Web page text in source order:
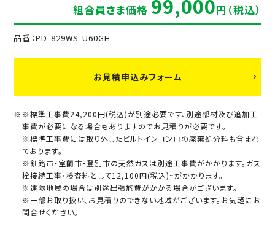
組合員さま価格 99,000円（税込）
品番：PD-829WS-U60GH
お見積申込みフォーム
※標準工事費24,200円(税込)が別途必要です、別途部材及び追加工
事費が必要になる場合もありますのでお見積りが必要です。
※標準工事費には取り外したビルトインコンロの廃棄処分料も含まれ
ております。
※釧路市・室蘭市・登別市の天然ガスは別途工事費がかかります。ガス
栓接続工事・検査料として12,100円(税込)~がかかります。
※遠隔地域の場合は別途出張旅費がかかる場合がございます。
※一部お取り扱い、お見積りのできない地域がございます。お気軽にお
問合せください。